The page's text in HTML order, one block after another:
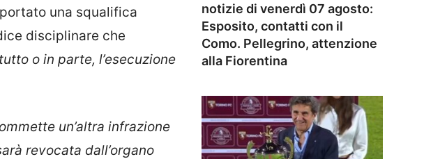
una squalifica
disciplinare che
o in parte, l’esecuzione
un’altra infrazione
revocata dall’organo
notizie di venerdì 07 agosto:
Esposito, contatti con il
Como. Pellegrino, attenzione
alla Fiorentina